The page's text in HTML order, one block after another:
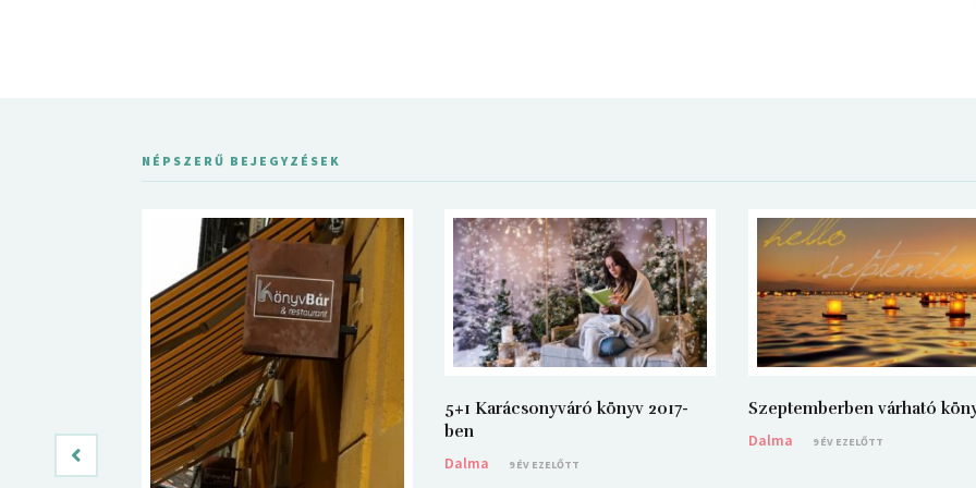
NÉPSZERŰ BEJEGYZÉSEK
5+1 Karácsonyváró könyv 2017-
ben
Dalma
9 ÉV EZELŐTT
Szeptemberben várható
Dalma
9 ÉV EZELŐTT